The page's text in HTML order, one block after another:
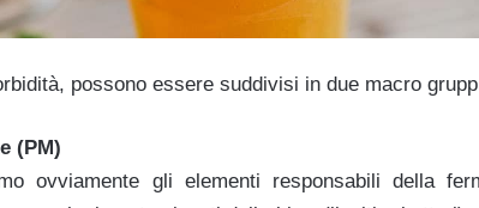
possono essere suddivisi in due macro
(PM)
ovviamente gli elementi responsabili della